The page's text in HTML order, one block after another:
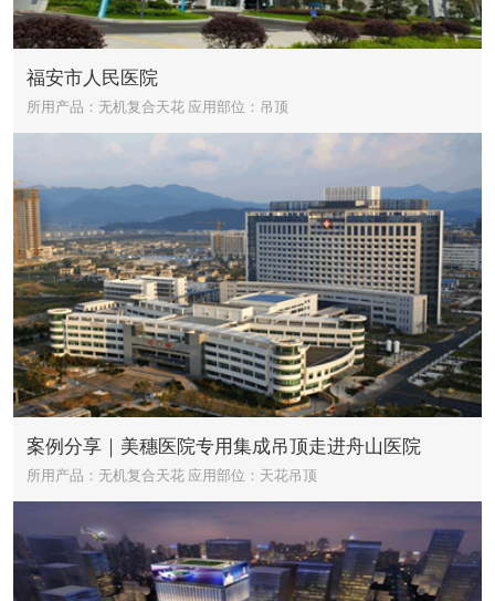
福安市人民医院
所用产品：无机复合天花 应用部位：吊顶
案例分享｜美穗医院专用集成吊顶走进舟山医院
所用产品：无机复合天花 应用部位：天花吊顶